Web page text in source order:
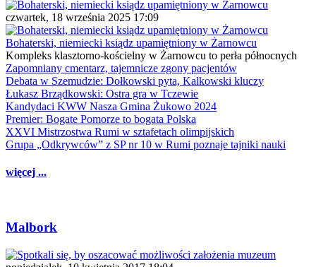
czwartek, 18 września 2025 17:09
Bohaterski, niemiecki ksiądz upamiętniony w Żarnowcu
Kompleks klasztorno-kościelny w Żarnowcu to perła północnych
Zapomniany cmentarz, tajemnicze zgony pacjentów
Debata w Szemudzie: Dołkowski pyta, Kalkowski kluczy
Łukasz Brządkowski: Ostra gra w Tczewie
Kandydaci KWW Nasza Gmina Żukowo 2024
Premier: Bogate Pomorze to bogata Polska
XXVI Mistrzostwa Rumi w sztafetach olimpijskich
Grupa „Odkrywców” z SP nr 10 w Rumi poznaje tajniki nauki
więcej ...
Malbork